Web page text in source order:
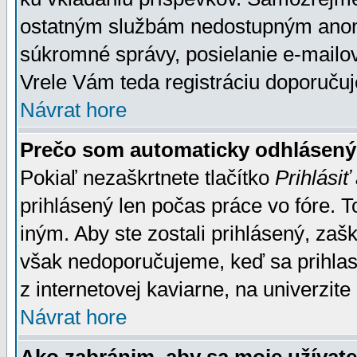
ostatným službám nedostupným
súkromné správy, posielanie e-
Vrele Vám teda registráciu
Návrat hore
Prečo som automaticky
Pokiaľ nezaškrtnete tlačítko Prihlásiť
prihlásený len počas práce vo fóre.
iným. Aby ste zostali prihlásený,
však nedoporučujeme, keď sa
z internetovej kaviarne, na univerzite
Návrat hore